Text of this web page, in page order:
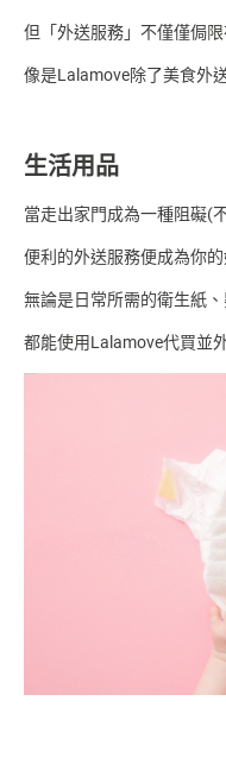
但「外送服務」不僅僅侷
像是Lalamove除了美食外
生活用品
當走出家門成為一種阻礙(
便利的外送服務便成為你
無論是日常所需的衛生紙
都能使用Lalamove代買並